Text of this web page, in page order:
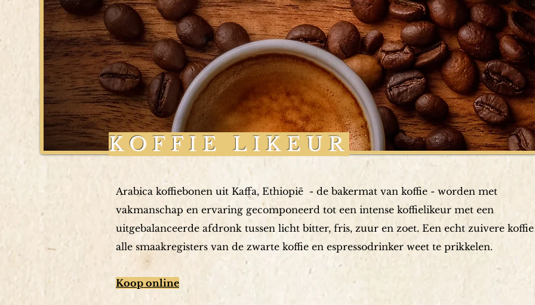
Arabica koffiebonen uit Kaffa, Ethiopië - de bakermat van koffie - worden met
vakmanschap en ervaring gecomponeerd tot een intense koffielikeur met een
uitgebalanceerde afdronk tussen licht bitter, fris, zuur en zoet. Een echt zuivere
alle smaakregisters van de zwarte koffie en espressodrinker weet te prikkelen.
Koop online
KOFFIE LIKEUR